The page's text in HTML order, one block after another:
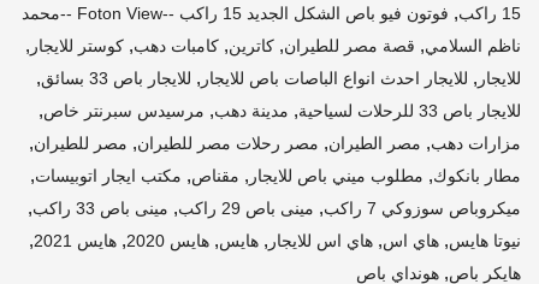
15 راكب
,
فوتون فيو باص الشكل الجديد 15 راكب --Foton View --محمد
ناظم السلامي, قصة مصر للطيران, كاترين, كامبات دهب, كوستر للايجار ,
للايجار , للايجار احدث انواع الباصات باص للايجار , للايجار باص 33 بسائق ,
للايجار باص 33 للرحلات لسياحية , مدينة دهب, مرسيدس سبرنتر خاص,
مزارات دهب, مصر الطيران, مصر رحلات مصر للطيران, مصر للطيران,
مطار بانكوك, مطلوب ميني باص للايجار , مقناص, مكتب ايجار اتوبيسات,
ميكروباص سوزوكي 7 راكب , مينى باص 29 راكب , مينى باص 33 راكب ,
نيوتا هايس, هاي اس, هاي اس للايجار , هايس, هايس 2020 , هايس 2021 ,
هايكر باص, هونداي باص